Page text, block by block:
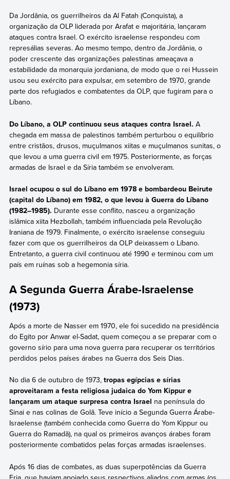
Da Jordânia, os guerrilheiros da Al Fatah (Conquista), a
organização da OLP liderada por Arafat e majoritária, lançaram
ataques contra Israel. O exército israelense respondeu com
represálias severas. Ao mesmo tempo, dentro da Jordânia, o
poder crescente das organizações palestinas ameaçava a
estabilidade da monarquia jordaniana, de modo que o rei Hussein
usou seu exército para expulsar, em setembro de 1970, grande
parte dos refugiados e combatentes da OLP, que fugiram para o
Líbano.
Do Líbano, a OLP continuou seus ataques contra Israel. A
chegada em massa de palestinos também perturbou o equilíbrio
entre cristãos, drusos, muçulmanos xiitas e muçulmanos sunitas, o
que levou a uma guerra civil em 1975. Posteriormente, as forças
armadas de Israel e da Síria também se envolveram.
Israel ocupou o sul do Líbano em 1978 e bombardeou Beirute
(capital do Líbano) em 1982, o que levou à Guerra do Líbano
(1982–1985). Durante esse conflito, nasceu a organização
islâmica xiita Hezbollah, também influenciada pela Revolução
Iraniana de 1979. Finalmente, o exército israelense conseguiu
fazer com que os guerrilheiros da OLP deixassem o Líbano.
Entretanto, a guerra civil continuou até 1990 e terminou com um
país em ruínas sob a hegemonia síria.
A Segunda Guerra Árabe-Israelense
(1973)
Após a morte de Nasser em 1970, ele foi sucedido na presidência
do Egito por Anwar el-Sadat, quem começou a se preparar com o
governo sírio para uma nova guerra para recuperar os territórios
perdidos pelos países árabes na Guerra dos Seis Dias.
No dia 6 de outubro de 1973, tropas egípcias e sírias
aproveitaram a festa religiosa judaica do Yom Kippur e
lançaram um ataque surpresa contra Israel na península do
Sinai e nas colinas de Golã. Teve início a Segunda Guerra Árabe-
Israelense (também conhecida como Guerra do Yom Kippur ou
Guerra do Ramadã), na qual os primeiros avanços árabes foram
posteriormente combatidos pelas forças armadas israelenses.
Após 16 dias de combates, as duas superpotências da Guerra